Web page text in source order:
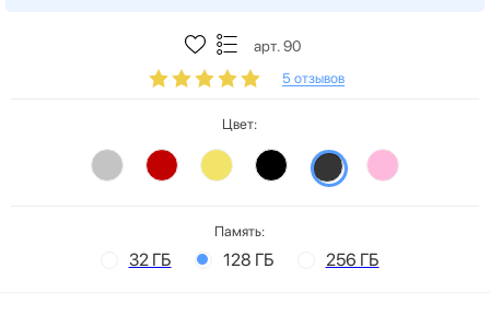
арт. 90
5 отзывов
Цвет:
Память:
32 ГБ 128 ГБ 256 ГБ